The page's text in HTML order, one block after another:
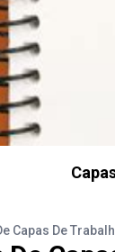
Capas De